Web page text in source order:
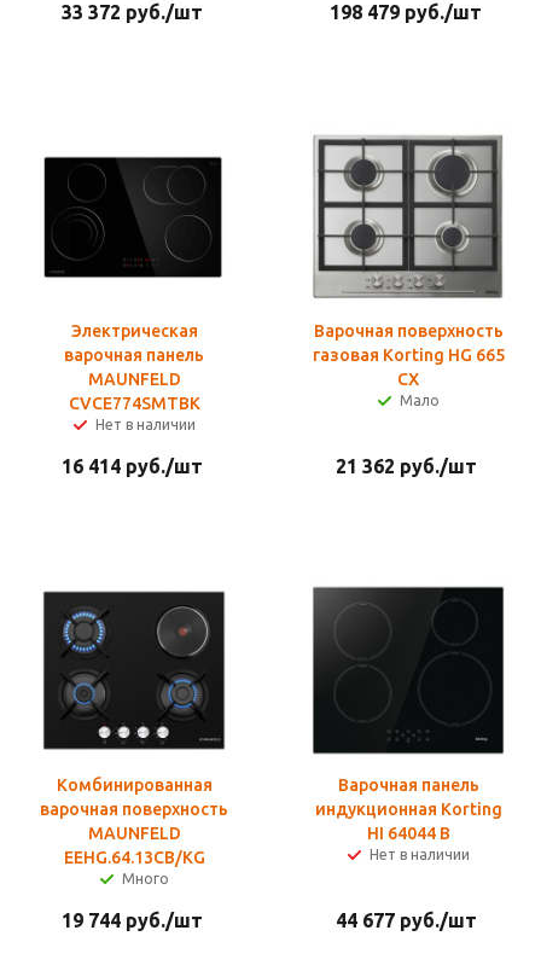
33 372 руб./шт 198 479 руб./шт
Электрическая
варочная панель
MAUNFELD
CVCE774SMTBK
Нет в наличии
16 414руб./шт
Варочная поверхность
газовая Korting HG 665
CX
Мало
21 362 руб./шт
Комбинированная
варочная поверхность
MAUNFELD
EEHG.64.13CB/KG
Много
19 744руб./шт
Варочная панель
индукционная Korting
HI 64044 B
Нет в наличии
44 677руб./шт